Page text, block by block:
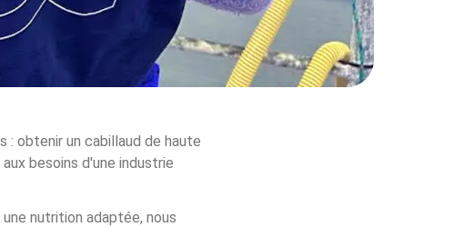
obtenir un cabillaud de haute
besoins d'une industrie
nutrition adaptée, nous